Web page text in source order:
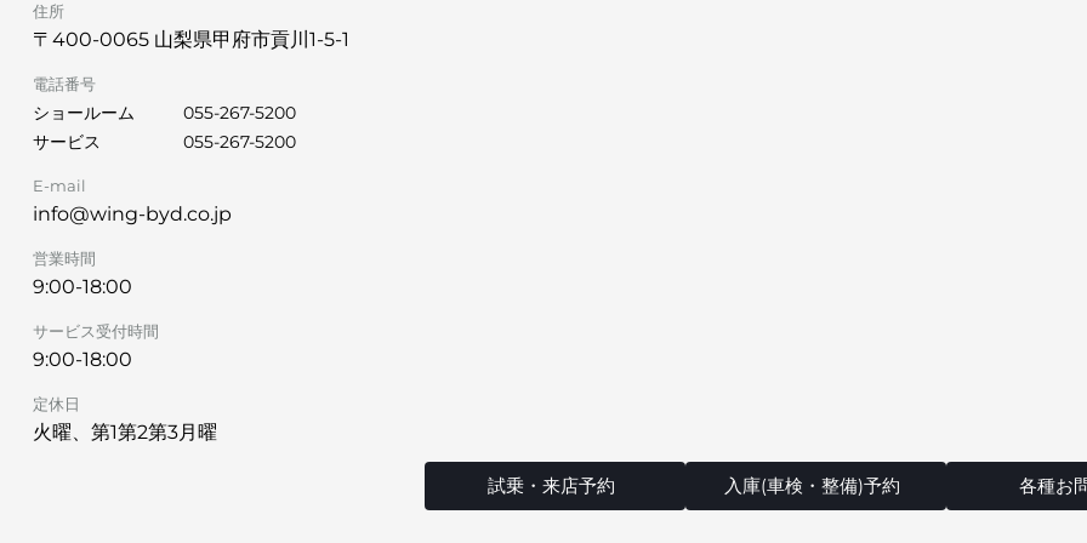
住所
〒400-0065 山梨県甲府市貢川1-5-1
電話番号
ショールーム
055-267-5200
サービス
055-267-5200
E-mail
info@wing-byd.co.jp
営業時間
9:00-18:00
サービス受付時間
9:00-18:00
定休日
火曜、第1第2第3月曜
試乗・来店予約 入庫(車検・整備)予約 各種お